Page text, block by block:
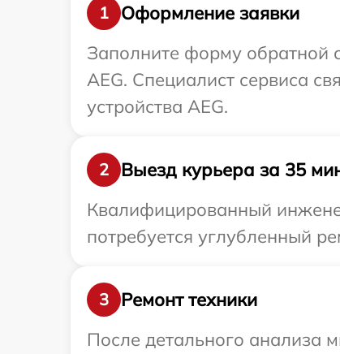
1
Оформление заявки
Заполните форму обратной
AEG. Специалист сервиса
устройства AEG.
2
Выезд курьера за 35
Квалифицированный
потребуется углубленный
3
Ремонт техники
После детального анализа